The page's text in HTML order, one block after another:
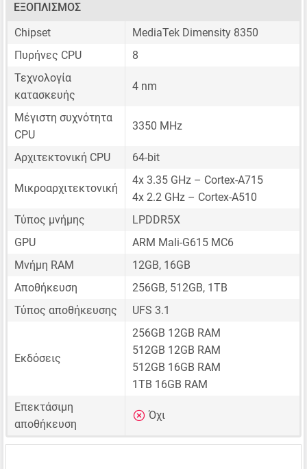
ΕΞΟΠΛΙΣΜΌΣ
Chipset
MediaTek Dimensity 8350
Πυρήνες CPU
8
Τεχνολογία
κατασκευής
4 nm
Μέγιστη συχνότητα
CPU
3350 MHz
Αρχιτεκτονική CPU 64-bit
Μικροαρχιτεκτονική
4x 3.35 GHz – Cortex-A715
4x 2.2 GHz – Cortex-A510
Τύπος μνήμης
LPDDR5X
GPU
ARM Mali-G615 MC6
Μνήμη RAM
12GB, 16GB
Αποθήκευση
256GB, 512GB, 1TB
Τύπος αποθήκευσης
UFS 3.1
Εκδόσεις
256GB 12GB RAM
512GB 12GB RAM
512GB 16GB RAM
1TB 16GB RAM
Επεκτάσιμη
αποθήκευση
Όχι